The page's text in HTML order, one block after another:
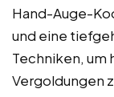
Hand-Auge-
und eine
Techniken, um
Vergoldungen